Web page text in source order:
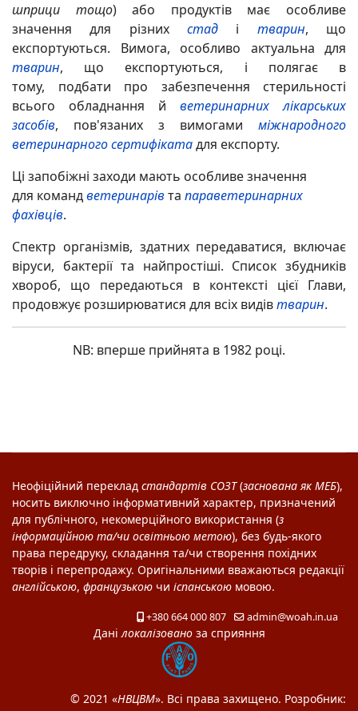
шприци тощо) або продуктів має особливе
значення для різних стад і тварин, що
експортуються. Вимога, особливо актуальна для
тварин, що експортуються, і полягає в
тому, подбати про забезпечення стерильності
всього обладнання й ветеринарних лікарських
засобів, пов'язаних з вимогами міжнародного
ветеринарного сертифікатадля експорту.
Ці запобіжні заходи мають особливе значення
для командветеринарівта параветеринарних
фахівців.
Спектр організмів, здатних передаватися, включає
віруси, бактерії та найпростіші. Список збудників
хвороб, що передаються в контексті цієї Глави,
продовжує розширюватися для всіх видівтварин.
NB: вперше прийнята в 1982 році.
Неофіційний переклад стандартів СОЗТ(заснована якМЕБ),
носить виключно інформативний характер, призначений
для публічного, некомерційного використання (з
інформаційною та/чи освітньою метою), без будь-якого
права передруку, складання та/чи створення похідних
творів і перепродажу. Оригінальними вважаються редакції
англійською, французькою чи іспанською мовою.
+380 664 000 807 admin@woah.in.ua
Данілокалізованоза сприяння
© 2021 «НВЦВМ». Всі права захищено. Розробник: